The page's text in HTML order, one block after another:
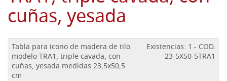
cuñas, yesada
Tabla para icono de madera de tilo
modelo TRA1, triple cavada, con
cuñas, yesada medidas 23,5x50,5
cm
Existencias: 1 - COD.
23-5X50-5TRA1